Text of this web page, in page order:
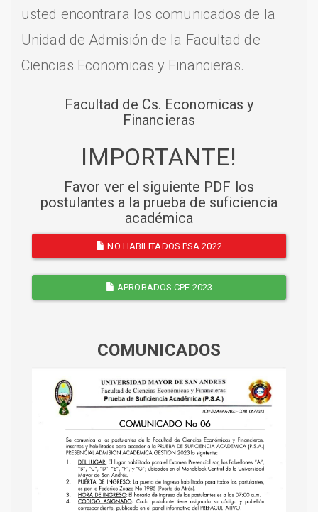
usted encontrara los comunicados de la
Unidad de Admisión de la Facultad de
Ciencias Economicas y Financieras.
Facultad de Cs. Economicas y
Financieras
IMPORTANTE!
Favor ver el siguiente PDF los
postulantes a la prueba de suficiencia
académica
NO HABILITADOS PSA 2022
APROBADOS CPF 2023
COMUNICADOS